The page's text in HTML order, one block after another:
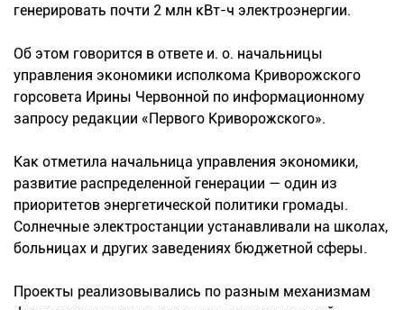
генерировать почти 2 млн кВт-ч электроэнергии.
Об этом говорится в ответе и. о. начальницы
управления экономики исполкома Криворожского
горсовета Ирины Червонной по информационному
запросу редакции «Первого Криворожского».
Как отметила начальница управления экономики,
развитие распределенной генерации — один из
приоритетов энергетической политики громады.
Солнечные электростанции устанавливали на школах,
больницах и других заведениях бюджетной сферы.
Проекты реализовывались по разным механизмам